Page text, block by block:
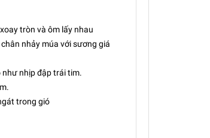
tròn và ôm lấy nhau
nhảy múa với sương giá
nhịp đập trái tim.
trong gió